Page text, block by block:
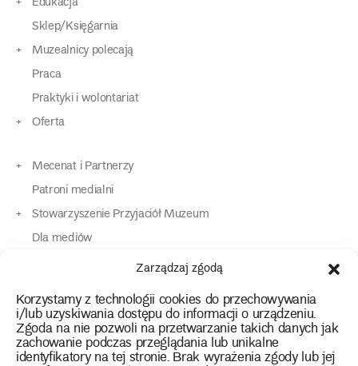
Zarządzaj zgodą
Korzystamy z technologii cookies do przechowywania
i/lub uzyskiwania dostępu do informacji o urządzeniu.
Zgoda na nie pozwoli na przetwarzanie takich danych jak
zachowanie podczas przeglądania lub unikalne
identyfikatory na tej stronie. Brak wyrażenia zgody lub jej
Sklep/Księgarnia
Muzealnicy polecają
Praca
Praktyki i wolontariat
Oferta
Mecenat i Partnerzy
Patroni medialni
Stowarzyszenie Przyjaciół Muzeum
Dla mediów
Dla osób o specjalnych potrzebach
Kontakt
instagram
twitterfacebookyoutube
tiktok